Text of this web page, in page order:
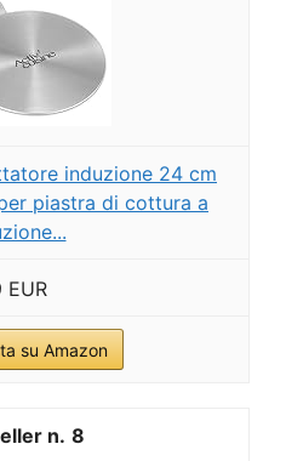
induzione 24 cm
piastra di cottura a
EUR
su Amazon
8